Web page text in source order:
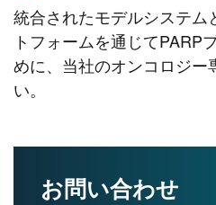
統合されたモデルシステム
トフォームを通じてPARP
めに、当社のオンコロジー
い。
お問い合わせ